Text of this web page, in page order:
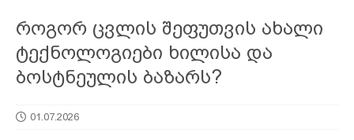
როგორ ცვლის შეფუთვის ახალი
ტექნოლოგიები ხილისა და
ბოსტნეულის ბაზარს?
01.07.2026